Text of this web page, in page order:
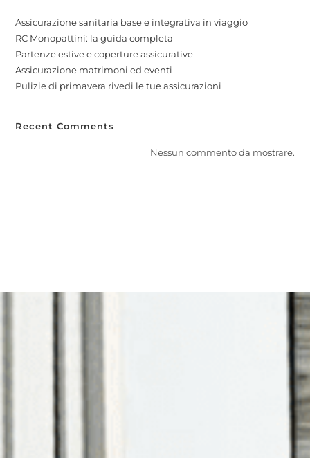
Assicurazione sanitaria base e integrativa in viaggio
RC Monopattini: la guida completa
Partenze estive e coperture assicurative
Assicurazione matrimoni ed eventi
Pulizie di primavera rivedi le tue assicurazioni
Recent Comments
Nessun commento da mostrare.